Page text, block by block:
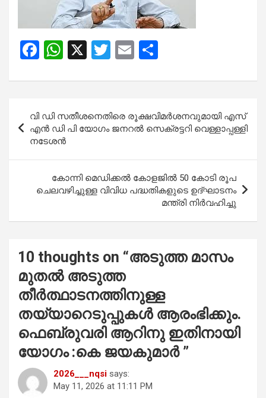
F
ce
o
o
k
W
at
A
p
p
X
T
tt
er
E
ail ar
e
Post
navigation
വി ഡി സതീശനെതിരെ രൂക്ഷവിമർശനവുമായി എസ്
എൻ ഡി പി യോഗം ജനറൽ സെക്രട്ടറി വെള്ളാപ്പള്ളി
നടേശൻ
കോന്നി മെഡിക്കല്‍ കോളജില്‍ 50 കോടി രൂപ
ചെലവഴിച്ചുള്ള വിവിധ പദ്ധതികളുടെ ഉദ്ഘാടനം
മന്ത്രി നിര്‍വഹിച്ചു
10 thoughts on “അടുത്ത മാസം
മുതൽ അടുത്ത
തീർത്ഥാടനത്തിനുള്ള
തയ്യാറെടുപ്പുകൾ ആരംഭിക്കും.
ഫെബ്രുവരി ആറിനു ഇതിനായി
യോഗം :കെ ജയകുമാർ ”
2026___nqsi says:
May 11, 2026 at 11:11 PM